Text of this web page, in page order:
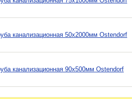
канализационная 50х2000мм Ostendorf
канализационная 90х500мм Ostendorf